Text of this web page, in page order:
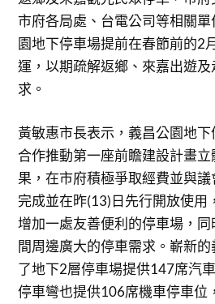
市府各局處、台電公司等相關
園地下停車場提前在春節前的2
運，以期疏解返鄉、來嘉出遊
求。
黃敏惠市長表示，義昌公園地
合作推動第一座前瞻建設計畫
果，在市府積極爭取經費並與議
完成並在昨(13)日先行開放使用
增加一處友善便利的停車場，
間周邊廣大的停車需求。嶄新
了地下2層停車場提供147席汽
停車彎也提供106席機車停車位